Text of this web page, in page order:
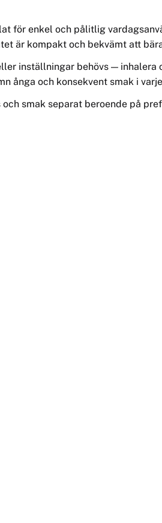
för enkel och pålitlig
är kompakt och bekvämt att
inställningar behövs —
ånga och konsekvent smak i
smak separat beroende på